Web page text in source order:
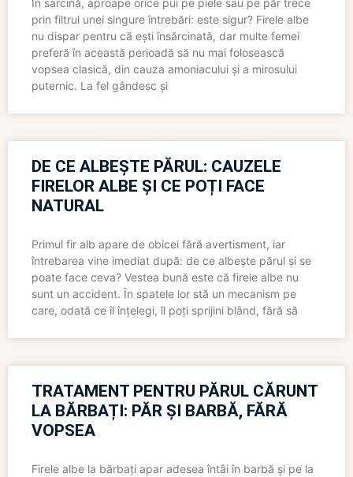
În sarcină, aproape orice pui pe piele sau pe păr trece
prin filtrul unei singure întrebări: este sigur? Firele albe
nu dispar pentru că ești însărcinată, dar multe femei
preferă în această perioadă să nu mai folosească
vopsea clasică, din cauza amoniacului și a mirosului
puternic. La fel gândesc și
DE CE ALBEȘTE PĂRUL: CAUZELE
FIRELOR ALBE ȘI CE POȚI FACE
NATURAL
Primul fir alb apare de obicei fără avertisment, iar
întrebarea vine imediat după: de ce albește părul și se
poate face ceva? Vestea bună este că firele albe nu
sunt un accident. În spatele lor stă un mecanism pe
care, odată ce îl înțelegi, îl poți sprijini blând, fără să
TRATAMENT PENTRU PĂRUL CĂRUNT
LA BĂRBAȚI: PĂR ȘI BARBĂ, FĂRĂ
VOPSEA
Firele albe la bărbați apar adesea întâi în barbă și pe la